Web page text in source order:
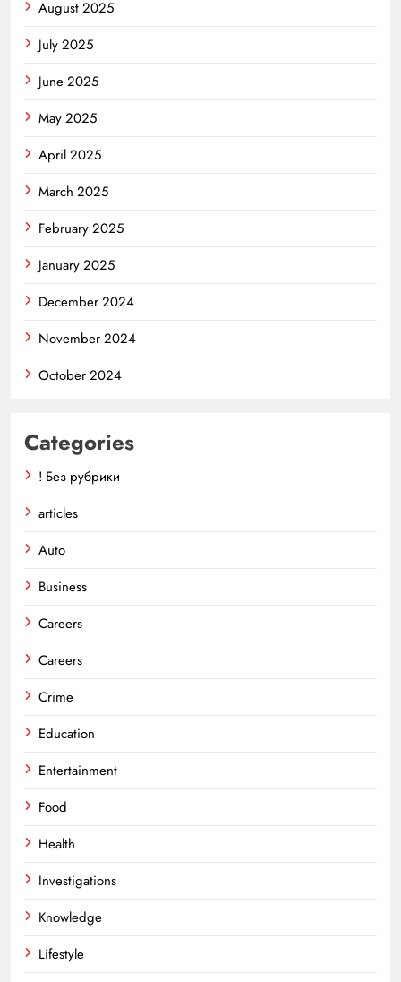
August 2025
July 2025
June 2025
May 2025
April 2025
March 2025
February 2025
January 2025
December 2024
November 2024
October 2024
Categories
! Без рубрики
articles
Auto
Business
Careers
Careers
Crime
Education
Entertainment
Food
Health
Investigations
Knowledge
Lifestyle